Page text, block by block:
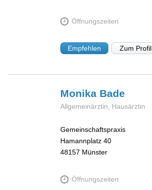
Öffnungszeiten
Empfehlen Zum Profil
Monika Bade
Allgemeinärztin, Hausärztin
Gemeinschaftspraxis
Hamannplatz 40
48157 Münster
Öffnungszeiten